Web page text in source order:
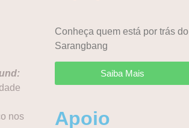
nos
Conheça quem está por trás do
Sarangbang
Saiba Mais
Apoio